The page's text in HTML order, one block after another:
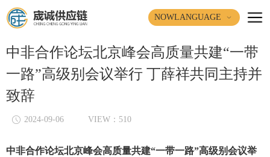
NOWLANGUAGE
中非合作论坛北京峰会高质量共建“一带
一路”高级别会议举行 丁薛祥共同主持并
致辞
2024-09-06 VIEW：510
中非合作论坛北京峰会高质量共建“一带一路”高级别会议举